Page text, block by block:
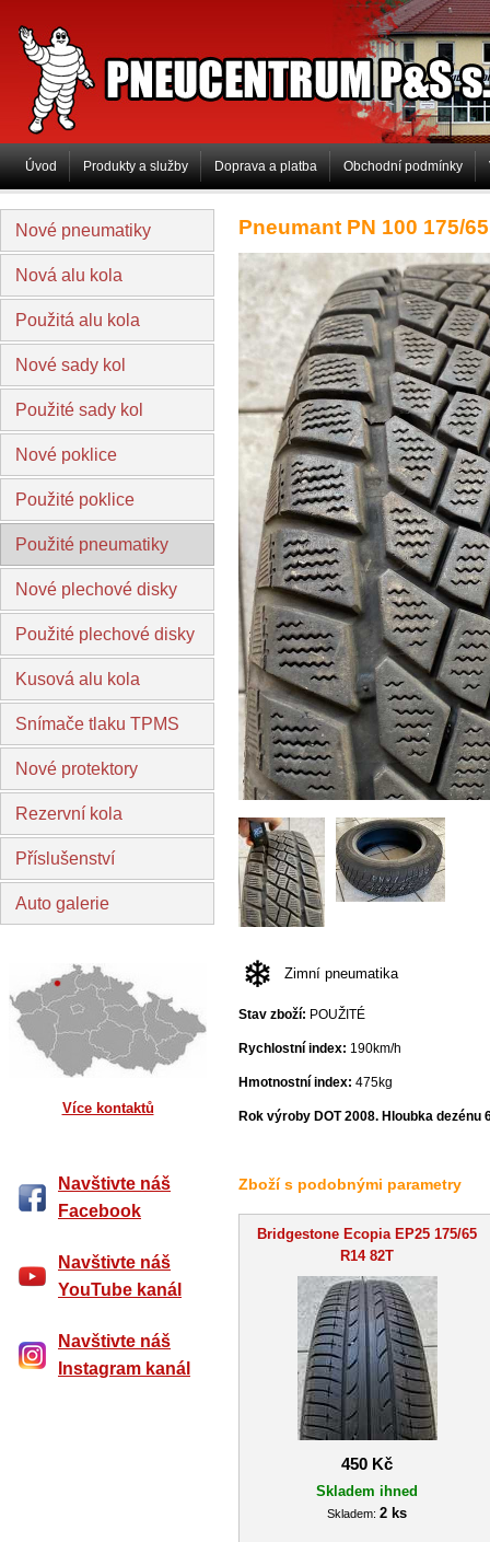
PNEUCENTRUM P&S
Úvod Produkty a služby Doprava a platba Obchodní podmínky
Nové pneumatiky
Nová alu kola
Použitá alu kola
Nové sady kol
Použité sady kol
Nové poklice
Použité poklice
Použité pneumatiky
Nové plechové disky
Použité plechové disky
Kusová alu kola
Snímače tlaku TPMS
Nové protektory
Rezervní kola
Příslušenství
Auto galerie
Více kontaktů
Navštivte náš
Facebook
Navštivte náš
YouTube kanál
Navštivte náš
Instagram kanál
Pneumant PN 100 175/
Zimní pneumatika
Stav zboží: POUŽITÉ
Rychlostní index: 190km/h
Hmotnostní index: 475kg
Rok výroby DOT 2008. Hloubka dezénu
Zboží s podobnými parametry
Bridgestone Ecopia EP25 175/65
R14 82T
450 Kč
Skladem ihned
Skladem: 2 ks